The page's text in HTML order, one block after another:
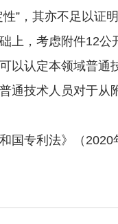
性”，其亦不足以证
上，考虑附件12
以认定本领域普通
通技术人员对于从
专利法》（2020年